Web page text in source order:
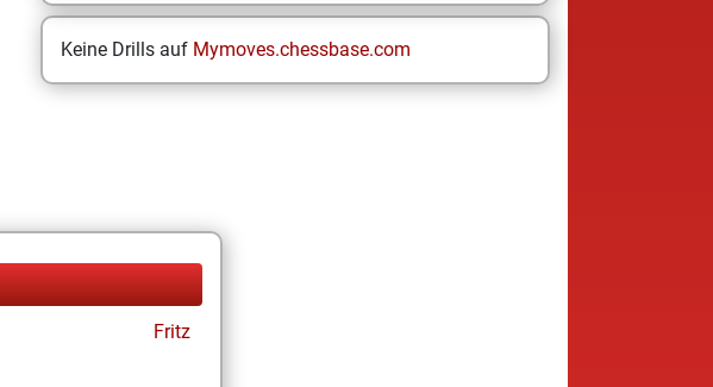
Keine Drills auf Mymoves.chessbase.com
Fritz